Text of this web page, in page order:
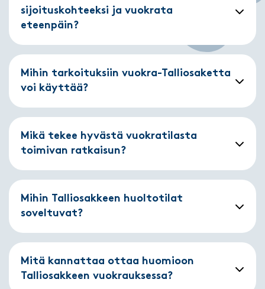
sijoituskohteeksi ja vuokrata
eteenpäin?
Mihin tarkoituksiin vuokra-Talliosaketta
voi käyttää?
Mikä tekee hyvästä vuokratilasta
toimivan ratkaisun?
Mihin Talliosakkeen huoltotilat
soveltuvat?
Mitä kannattaa ottaa huomioon
Talliosakkeen vuokrauksessa?